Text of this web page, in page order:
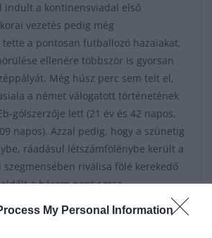
My Personal Information
indult a kontinensviadal első
vezetés pedig még
a pontosan futballozó hazaiakat,
ellenére többször is gyorsan
Még húsz perc sem telt el,
a német válogatott történetének
gólszerzője lett (21 év és 42 napos,
napos). Azzal pedig, hogy a szünetig
ráadásul létszámfölénybe került a
szegmensében riválisa fölé kerekedő
a három pont sorsa.
a vendéglátók előtt, az